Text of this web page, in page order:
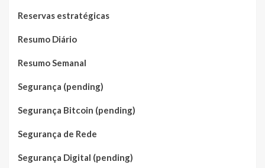
Reservas estratégicas
Resumo Diário
Resumo Semanal
Segurança (pending)
Segurança Bitcoin (pending)
Segurança de Rede
Segurança Digital (pending)